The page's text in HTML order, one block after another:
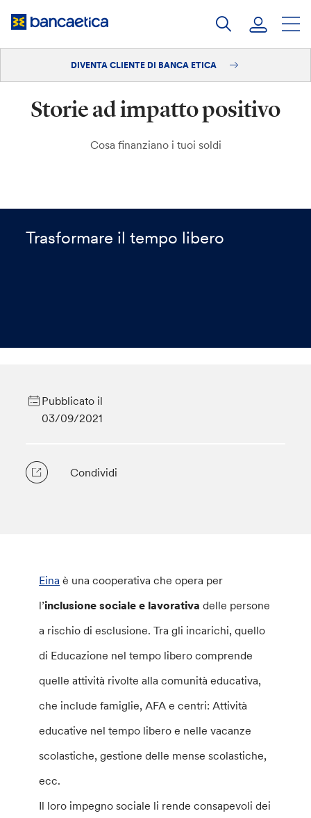
Diventa cliente
DIVENTA CLIENTE DI BANCA ETICA
Storie ad impatto positivo
Cosa finanziano i tuoi soldi
Trasformare il tempo libero
Pubblicato il
03/09/2021
Condividi
Eina è una cooperativa che opera per
l’inclusione sociale e lavorativa delle persone
a rischio di esclusione. Tra gli incarichi, quello
di Educazione nel tempo libero comprende
quelle attività rivolte alla comunità educativa,
che include famiglie, AFA e centri: Attività
educative nel tempo libero e nelle vacanze
scolastiche, gestione delle mense scolastiche,
ecc.
Il loro impegno sociale li rende consapevoli dei